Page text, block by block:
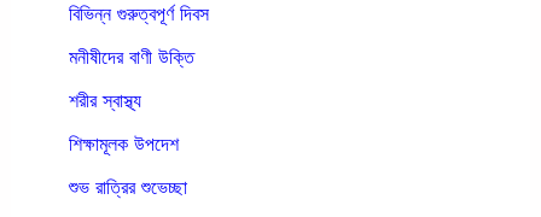
বিভিন্ন গুরুত্বপূর্ণ দিবস
মনীষীদের বাণী উক্তি
শরীর স্বাস্থ্য
শিক্ষামূলক উপদেশ
শুভ রাত্রির শুভেচ্ছা